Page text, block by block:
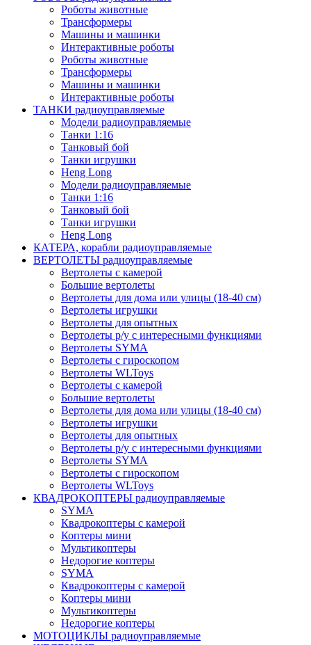
Роботы животные
Трансформеры
Машины и машинки
Интерактивные роботы
Роботы животные
Трансформеры
Машины и машинки
Интерактивные роботы
ТАНКИ радиоуправляемые
Модели радиоуправляемые
Танки 1:16
Танковый бой
Танки игрушки
Heng Long
Модели радиоуправляемые
Танки 1:16
Танковый бой
Танки игрушки
Heng Long
КАТЕРА, корабли радиоуправляемые
ВЕРТОЛЕТЫ радиоуправляемые
Вертолеты с камерой
Большие вертолеты
Вертолеты для дома или улицы (18-40 см)
Вертолеты игрушки
Вертолеты для опытных
Вертолеты р/у с интересными функциями
Вертолеты SYMA
Вертолеты с гироскопом
Вертолеты WLToys
Вертолеты с камерой
Большие вертолеты
Вертолеты для дома или улицы (18-40 см)
Вертолеты игрушки
Вертолеты для опытных
Вертолеты р/у с интересными функциями
Вертолеты SYMA
Вертолеты с гироскопом
Вертолеты WLToys
КВАДРОКОПТЕРЫ радиоуправляемые
SYMA
Квадрокоптеры с камерой
Коптеры мини
Мультикоптеры
Недорогие коптеры
SYMA
Квадрокоптеры с камерой
Коптеры мини
Мультикоптеры
Недорогие коптеры
МОТОЦИКЛЫ радиоуправляемые